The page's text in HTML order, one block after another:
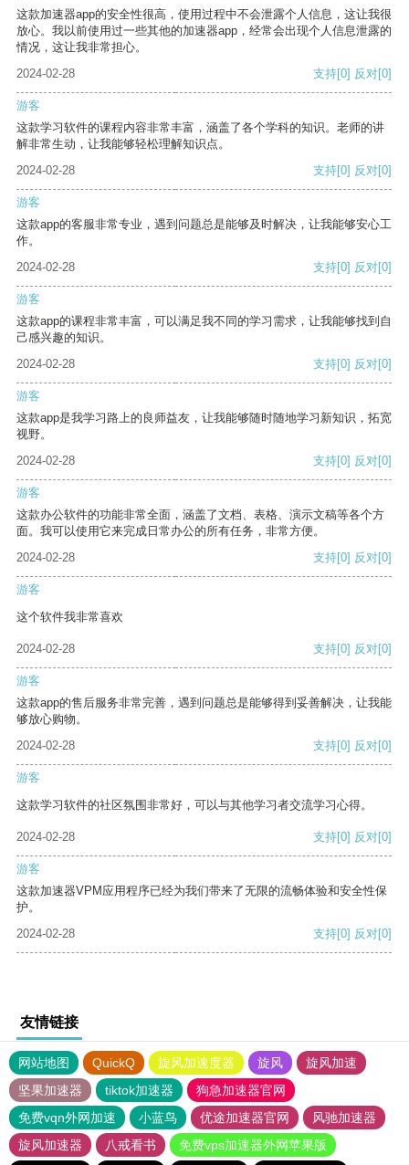
这款加速器app的安全性很高，使用过程中不会泄露个人信息，这让我很
放心。我以前使用过一些其他的加速器app，经常会出现个人信息泄露的
情况，这让我非常担心。
2024-02-28
支持[0] 反对[0]
游客
这款学习软件的课程内容非常丰富，涵盖了各个学科的知识。老师的讲
解非常生动，让我能够轻松理解知识点。
2024-02-28
支持[0] 反对[0]
游客
这款app的客服非常专业，遇到问题总是能够及时解决，让我能够安心工
作。
2024-02-28
支持[0] 反对[0]
游客
这款app的课程非常丰富，可以满足我不同的学习需求，让我能够找到自
己感兴趣的知识。
2024-02-28
支持[0] 反对[0]
游客
这款app是我学习路上的良师益友，让我能够随时随地学习新知识，拓宽
视野。
2024-02-28
支持[0] 反对[0]
游客
这款办公软件的功能非常全面，涵盖了文档、表格、演示文稿等各个方
面。我可以使用它来完成日常办公的所有任务，非常方便。
2024-02-28
支持[0] 反对[0]
游客
这个软件我非常喜欢
2024-02-28 支持[0] 反对[0]
游客
这款app的售后服务非常完善，遇到问题总是能够得到妥善解决，让我能
够放心购物。
2024-02-28
支持[0] 反对[0]
游客
这款学习软件的社区氛围非常好，可以与其他学习者交流学习心得。
2024-02-28 支持[0] 反对[0]
游客
这款加速器VPM应用程序已经为我们带来了无限的流畅体验和安全性保
护。
2024-02-28
支持[0] 反对[0]
友情链接
网站地图 QuickQ 旋风加速度器 旋风
旋风加速
坚果加速器
tiktok加速器
狗急加速器官网
免费vqn外网加速
小蓝鸟 优途加速器官网
风驰加速器
旋风加速器
八戒看书 免费vps加速器外网苹果版